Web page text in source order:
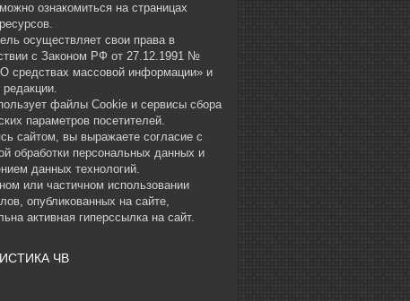
ознакомиться на страницах
осуществляет свои права в
с Законом РФ от 27.12.1991 №
средствах массовой информации» и
файлы Cookie и сервисы сбора
параметров посетителей.
сайтом, вы выражаете согласие с
обработки персональных данных и
данных технологий.
или частичном использовании
опубликованных на сайте,
активная гиперссылка на сайт.
ЧВ